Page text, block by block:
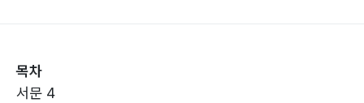
야 합니다.
목차
서문 4